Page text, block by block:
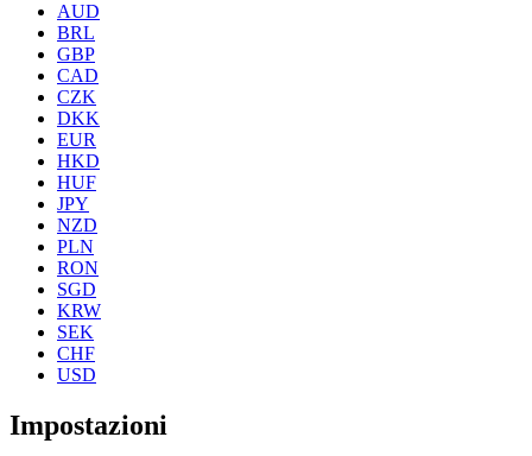
AUD
BRL
GBP
CAD
CZK
DKK
EUR
HKD
HUF
JPY
NZD
PLN
RON
SGD
KRW
SEK
CHF
USD
Impostazioni